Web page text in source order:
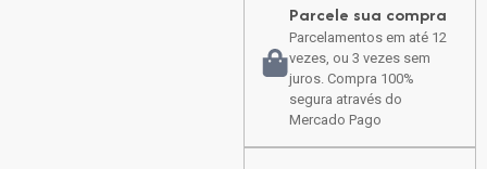
Parcele sua compra
Parcelamentos em até 12
vezes, ou 3 vezes sem
juros. Compra 100%
segura através do
Mercado Pago